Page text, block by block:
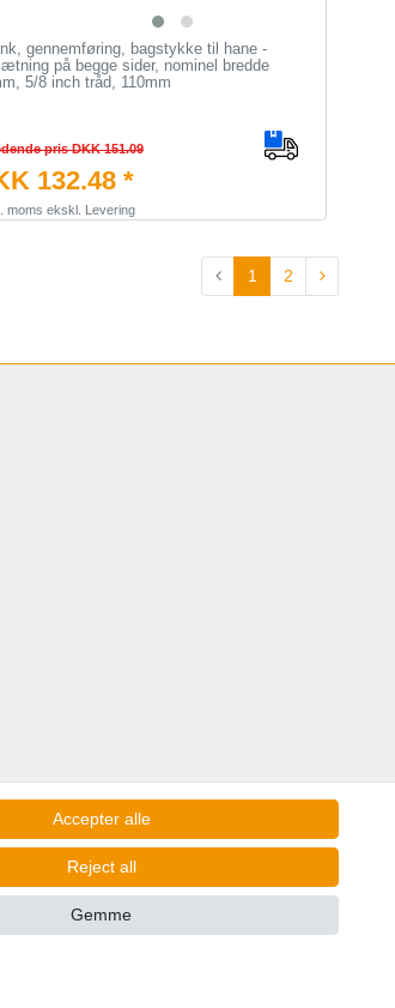
gennemføring, bagstykke til hane -
på begge sider, nominel bredde
5/8 inch tråd, 110mm
pris DKK 151.09
132.48 *
moms ekskl. Levering
1 2
Accepter alle
Reject all
Gemme